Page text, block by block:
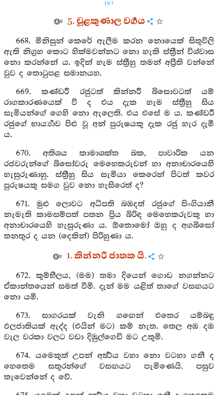
197
5. චූළකුණාල වර්‍ගය
668. මිනිසුන් කෙරේ ඇලීම කරන නොයෙක් සිතුවිලි
ඇති නිග්‍රහ කොට හික්මවන්නට නො හැකි ස්ත්‍රීන් විශ්වාස
නො කරන්නේ ය. ඉදින් හැම ස්ත්‍රීහු තමන් අප්‍රීති වන්නේ
වුව ද තොටුපළ සමානයහ.
669. කණ්ඩරී රජුටත් කින්නරී බිසොවටත් යම්
රාගකාරණයෙක් වී ද එය දැක හැම ස්ත්‍රීහු සිය
සැමියන්ගේ ගෙහි නො ඇලෙති. එය එසේ ම ය. කණ්ඩරී
රජුගේ භාර්‍ය්‍යාව පිළු වූ අන් පුරුෂයකු දැක රජු හැර දැමී
ය.
670. අතිශය කාමාශක්ත බක, පාවාරික යන
රජවරුන්ගේ බිසෝවරු මෙහෙකරුවන් හා අනාචාරයෙහි
හැසුරුණාහු. ස්ත්‍රීහු සිය සැමියා කෙරෙන් පිටත් කවර
පුරුෂයකු සමග වුව නො හැසිරෙත් ද?
671. මුළු ලොවට අධිපති බඹදත් රජුගේ පිංගියානී
නැමැති කාමසම්පත් පතන ප්‍රිය බිරිඳ මෙහෙකරුවකු හා
අනාචාරයෙහි හැසුරුණා ය. ඕතොමෝ ඔහු ද අගබිසෝ
තනතුර ද යන (දෙකින්) පිරිහුණා ය.
1. කින්නරී ජාතක යි.
672. කුම්භීලය, (මම) තමා දියෙන් ගොඩ නගන්නට
ඒකාන්තයෙන් සමත් වීමි. දැන් මම යළිත් තාගේ වසඟයට
නො යමි.
673. සාගරයක් වැනි ගඟෙන් එතෙර යම්බඳු
ඵලජාතියක් ඇද්ද (එයින් මට) කම් නැත. තෙල අඹ දඹ
වැල වරකා වලට වඩා දිඹුල්ගෙඩි මට උතුමි.
674. යමෙකුත් උපන් අර්‍ත්‍ථය වහා නො වටහා ගනී ද
හෙතෙම සතුරන්ගේ වසඟයට පැමිණෙයි. පසුව
තැවෙන්නේ ද වේ.